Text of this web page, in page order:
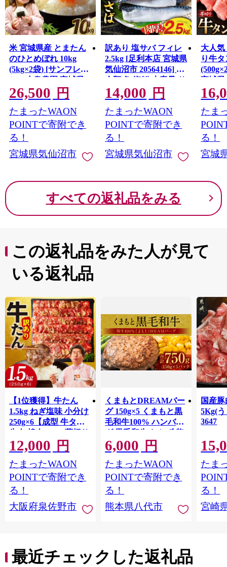
米 宮城県産 とまたん
のひとめぼれ 10kg
(5kg×2袋) [サンフレッ
シュ小泉農園 宮城県
気仙沼市 20565647] ひ
とめぼれ ブランド米
白米 精米 ご飯 ごはん
コメ こめ お米 小分け
家庭用
26,500 円
たまったWAON
POINTで寄附でき
る！
宮城県気仙沼市
訳あり 塩サバ フィレ
2.5kg [足利本店 宮城県
気仙沼市 20564146] 魚
介類 魚 海鮮 大容量 サ
バ さば 鯖 サバフィレ
サバフィーレ 鯖フィ
レ トロサバ 訳アリ 訳
あり わけあり 切り身
冷凍
14,000 円
たまったWAON
POINTで寄附でき
る！
宮城県気仙沼市
大人
り牛
宮城県
牛たん
ん塩
ウトド
ー 厚
たま
る！
宮城
すべての返礼品をみる
この返礼品をみた人が見て
いる返礼品
【1位獲得】牛たん
1.5kg ねぎ塩味 小分け
250g×6【成型 牛タン
牛肉 焼肉 BBQ 薄切り
ぎゅうたん スライス
訳あり サイズ不揃
い】 G4721
12,000 円
たまったWAON
POINTで寄附でき
る！
大阪府泉佐野市
くまもとDREAMバー
グ 150g×5 くまもと黒
毛和牛100% ハンバー
グ 黒毛和牛 おかず 惣
菜 洋食 お肉 肉 牛肉
にく 冷凍 熊本県 八代
市
6,000 円
たまったWAON
POINTで寄附でき
る！
熊本県八代市
国産
5Kg(
3647
たま
る！
宮崎
最近チェックした返礼品